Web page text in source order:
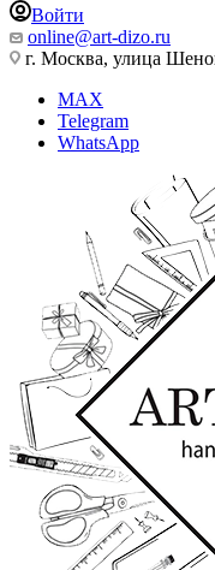
Войти
online@art-dizo.ru
г. Москва, улица
MAX
Telegram
WhatsApp